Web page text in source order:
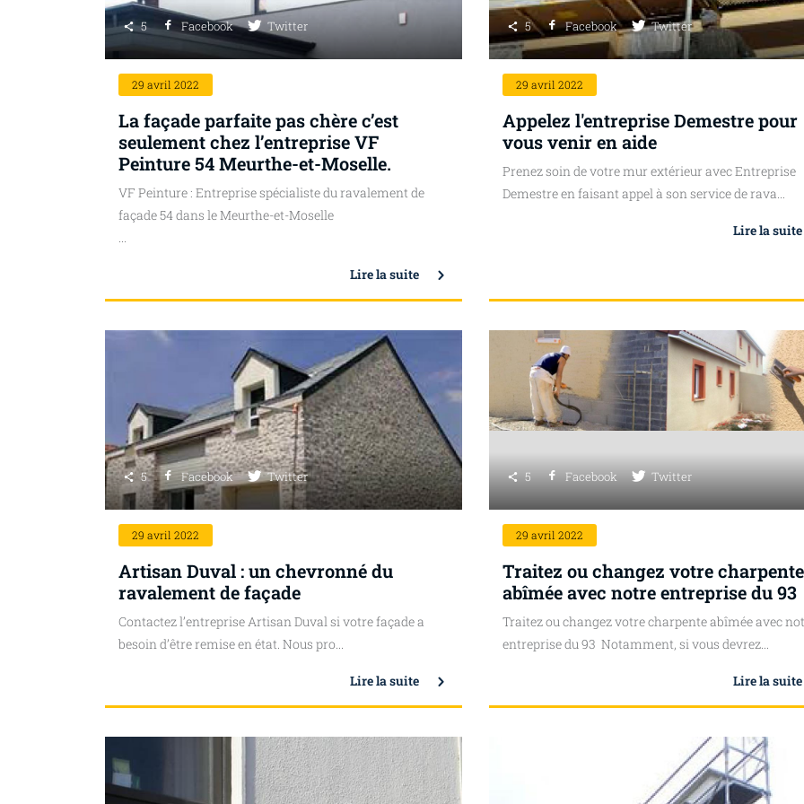
5 Facebook Twitter
29 avril 2022
La façade parfaite pas chère c’est
seulement chez l’entreprise VF
Peinture 54 Meurthe-et-Moselle.
VF Peinture : Entreprise spécialiste du ravalement de
façade 54 dans le Meurthe-et-Moselle
...
Lire la suite
5 Facebook Twitter
29 avril 2022
Appelez l'entreprise Demestre pour
vous venir en aide
Prenez soin de votre mur extérieur avec Entreprise
Demestre en faisant appel à son service de rava...
Lire la suite
5 Facebook Twitter
29 avril 2022
Artisan Duval : un chevronné du
ravalement de façade
Contactez l’entreprise Artisan Duval si votre façade a
besoin d’être remise en état. Nous pro...
Lire la suite
5 Facebook Twitter
29 avril 2022
Traitez ou changez votre charpente
abîmée avec notre entreprise du 93
Traitez ou changez votre charpente abîmée avec
entreprise du 93 Notamment, si vous devrez...
Lire la suite